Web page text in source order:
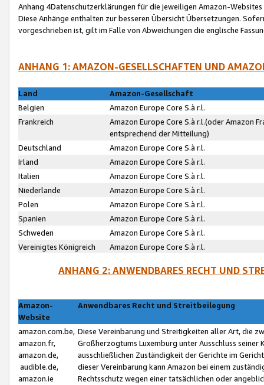
Anhang 4Datenschutzerklärungen für die jeweiligen Amazon-Websites
Diese Anhänge enthalten zur besseren Übersicht Übersetzungen.
vorgeschrieben ist, gilt im Falle von Abweichungen die englische
ANHANG 1: AMAZON-GESELLSCHAFTEN UND
Land
Amazon-Gesellschaft
Belgien
Amazon Europe Core S.à r.l.
Frankreich
Amazon Europe Core S.à r.l.(oder Amazon
entsprechend der Mitteilung)
Deutschland
Amazon Europe Core S.à r.l.
Irland
Amazon Europe Core S.à r.l.
Italien
Amazon Europe Core S.à r.l.
Niederlande
Amazon Europe Core S.à r.l.
Polen
Amazon Europe Core S.à r.l.
Spanien
Amazon Europe Core S.à r.l.
Schweden
Amazon Europe Core S.à r.l.
Vereinigtes Königreich
Amazon Europe Core S.à r.l.
ANHANG 2: ANWENDBARES RECHT UND
Amazon-
Website
Anwendbares Recht und Streitbeilegung
amazon.com.be,
amazon.fr,
amazon.de,
audible.de,
amazon.ie
Diese Vereinbarung und Streitigkeiten aller Art, die
Großherzogtums Luxemburg unter Ausschluss
ausschließlichen Zuständigkeit der Gerichte im
dieser Vereinbarung kann Amazon bei einem
Rechtsschutz wegen einer tatsächlichen oder